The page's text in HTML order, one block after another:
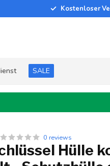
Kostenloser
SALE
0 reviews
Hülle